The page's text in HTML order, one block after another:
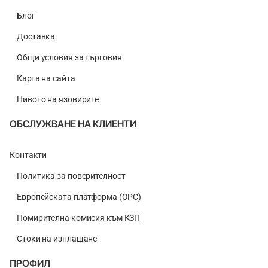
Блог
Доставка
Общи условия за търговия
Карта на сайта
Нивото на язовирите
ОБСЛУЖВАНЕ НА КЛИЕНТИ
Контакти
Политика за поверителност
Европейската платформа (ОРС)
Помирителна комисия към КЗП
Стоки на изплащане
ПРОФИЛ